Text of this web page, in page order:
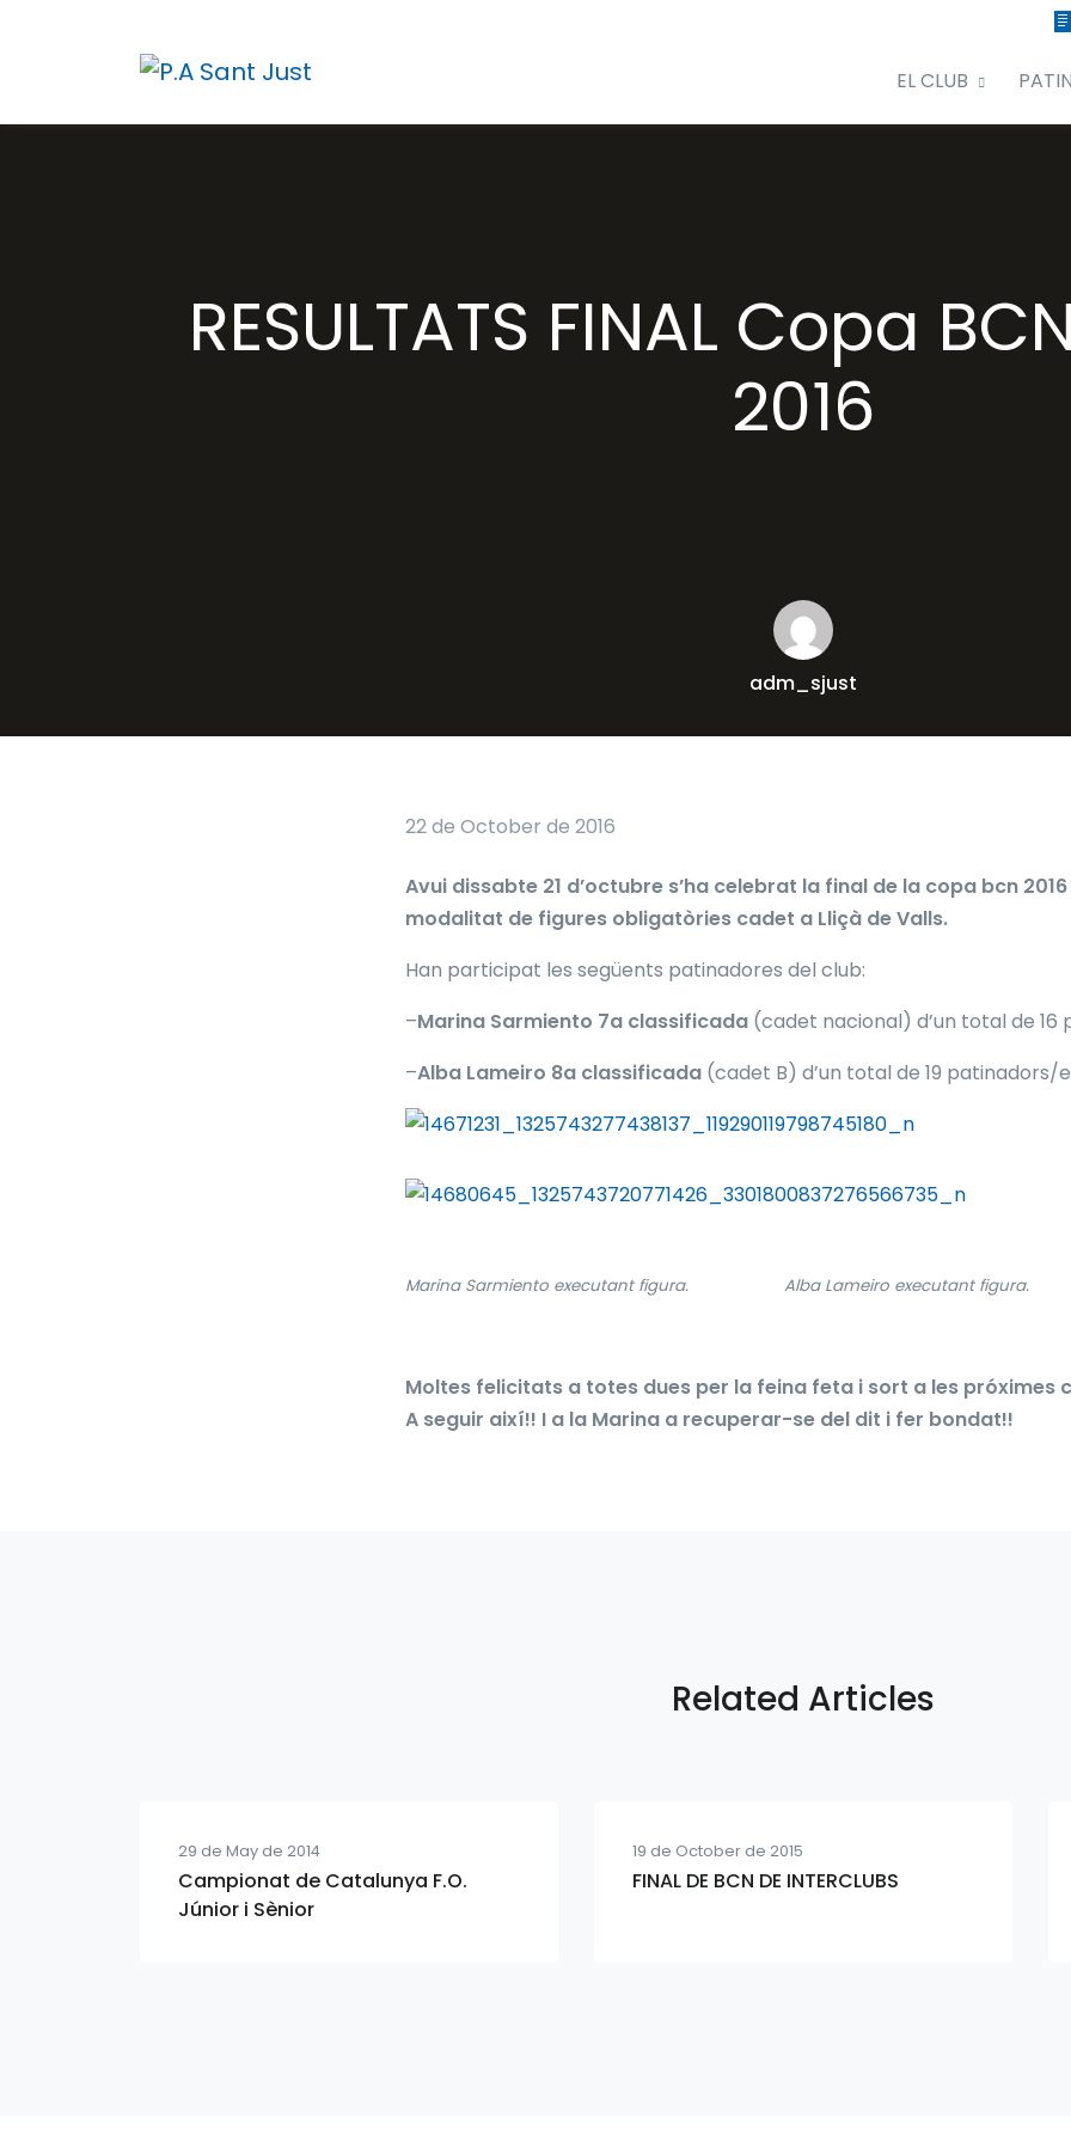
EL CLUB
RESULTATS FINAL Copa
2016
adm_sjust
22 de October de 2016
Avui dissabte 21 d’octubre s’ha celebrat la final de la copa bcn
modalitat de figures obligatòries cadet a Lliçà de Valls.
Han participat les següents patinadores del club:
–Marina Sarmiento 7a classificada (cadet nacional) d’un total de 16
–Alba Lameiro 8a classificada (cadet B) d’un total de 19 patinadors/
Marina Sarmiento executant figura. Alba Lameiro executant figura.
Moltes felicitats a totes dues per la feina feta i sort a les próximes
A seguir així!! I a la Marina a recuperar-se del dit i fer bondat!!
Related Articles
29 de May de 2014
Campionat de Catalunya F.O.
Júnior i Sènior
19 de October de 2015
FINAL DE BCN DE INTERCLUBS